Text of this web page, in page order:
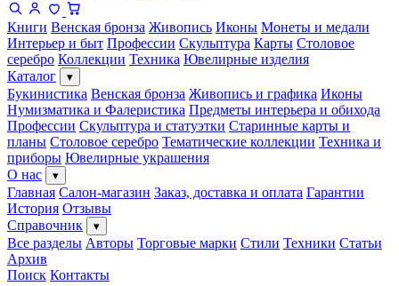
Книги Венская бронза Живопись Иконы Монеты и медали
Интерьер и быт Профессии Скульптура Карты Столовое
серебро Коллекции Техника Ювелирные изделия
Каталог
▾
Букинистика Венская бронза Живопись и графика Иконы
Нумизматика и Фалеристика Предметы интерьера и обихода
Профессии Скульптура и статуэтки Старинные карты и
планы Столовое серебро Тематические коллекции Техника и
приборы Ювелирные украшения
О нас
▾
Главная Салон-магазин Заказ, доставка и оплата Гарантии
История Отзывы
Справочник
▾
Все разделы Авторы Торговые марки Стили Техники Статьи
Архив
Поиск Контакты